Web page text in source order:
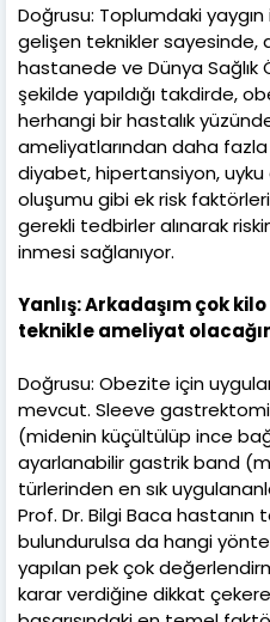
Doğrusu: Toplumdaki
gelişen teknikler
hastanede ve Dünya
şekilde yapıldığı takdirde,
herhangi bir hastalık
ameliyatlarından daha
diyabet, hipertansiyon, uyku
oluşumu gibi ek risk
gerekli tedbirler alınarak
inmesi sağlanıyor.
Yanlış: Arkadaşım çok
teknikle ameliyat
Doğrusu: Obezite için
mevcut. Sleeve
(midenin küçültülüp ince
ayarlanabilir gastrik band
türlerinden en sık
Prof. Dr. Bilgi Baca
bulundurulsa da hangi
yapılan pek çok
karar verdiğine dikkat